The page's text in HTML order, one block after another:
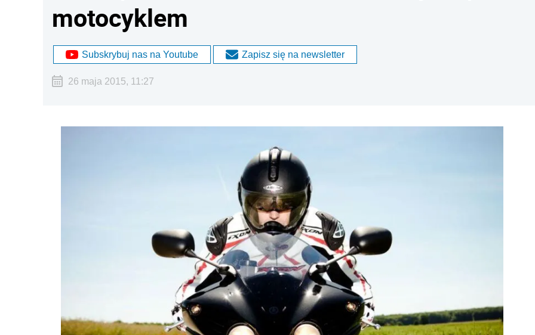
motocyklem
Subskrybuj nas na Youtube Zapisz się na newsletter
26 maja 2015, 11:27